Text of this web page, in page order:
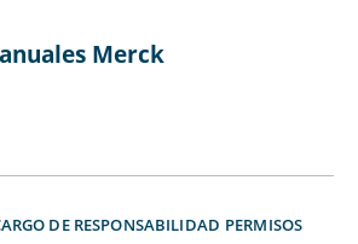
Merck
DE RESPONSABILIDAD PERMISOS